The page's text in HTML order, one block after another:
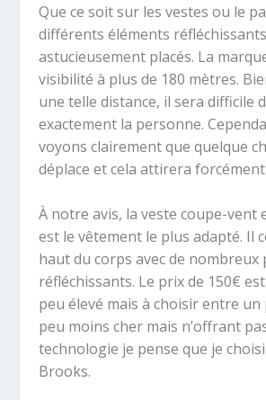
Que ce soit sur les vestes ou le
différents éléments
astucieusement placés. La
visibilité à plus de 180 mètres.
une telle distance, il sera difficile
exactement la personne.
voyons clairement que quelque
déplace et cela attirera
À notre avis, la veste coupe-vent
est le vêtement le plus adapté. Il
haut du corps avec de nombreux
réfléchissants. Le prix de 150€
peu élevé mais à choisir entre
peu moins cher mais n’offrant
technologie je pense que je
Brooks.